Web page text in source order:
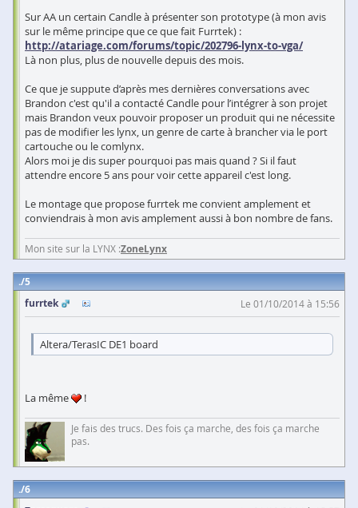
Sur AA un certain Candle à présenter son prototype (à mon avis
sur le même principe que ce que fait Furrtek) :
http://atariage.com/forums/topic/202796-lynx-to-vga/
Là non plus, plus de nouvelle depuis des mois.
Ce que je suppute d’après mes dernières conversations avec
Brandon c'est qu'il a contacté Candle pour l’intégrer à son projet
mais Brandon veux pouvoir proposer un produit qui ne nécessite
pas de modifier les lynx, un genre de carte à brancher via le port
cartouche ou le comlynx.
Alors moi je dis super pourquoi pas mais quand ? Si il faut
attendre encore 5 ans pour voir cette appareil c'est long.
Le montage que propose furrtek me convient amplement et
conviendrais à mon avis amplement aussi à bon nombre de fans.
Mon site sur la LYNX :ZoneLynx
5
furrtek
Le 01/10/2014 à 15:56
Altera/TerasIC DE1 board
La même !
Je fais des trucs. Des fois ça marche, des fois ça marche
pas.
6